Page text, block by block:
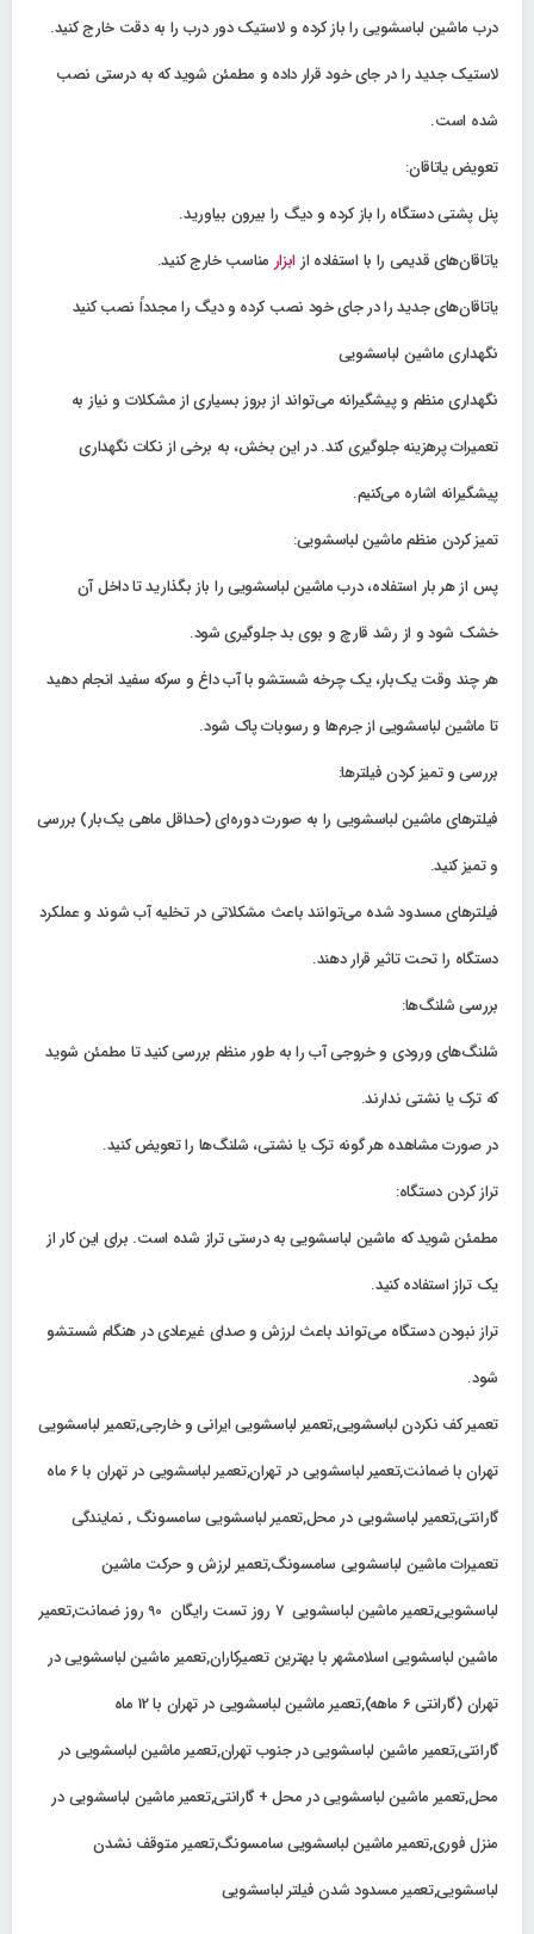
درب ماشین لباسشویی را باز کرده و لاستیک دور درب را به دقت خارج کنید.
لاستیک جدید را در جای خود قرار داده و مطمئن شوید که به درستی نصب
شده است.
تعویض یاتاقان:
پنل پشتی دستگاه را باز کرده و دیگ را بیرون بیاورید.
یاتاقان‌های قدیمی را با استفاده از ابزار مناسب خارج کنید.
یاتاقان‌های جدید را در جای خود نصب کرده و دیگ را مجدداً نصب کنید
نگهداری ماشین لباسشویی
نگهداری منظم و پیشگیرانه می‌تواند از بروز بسیاری از مشکلات و نیاز به
تعمیرات پرهزینه جلوگیری کند. در این بخش، به برخی از نکات نگهداری
پیشگیرانه اشاره می‌کنیم.
تمیز کردن منظم ماشین لباسشویی:
پس از هر بار استفاده، درب ماشین لباسشویی را باز بگذارید تا داخل آن
خشک شود و از رشد قارچ و بوی بد جلوگیری شود.
هر چند وقت یک‌بار، یک چرخه شستشو با آب داغ و سرکه سفید انجام دهید
تا ماشین لباسشویی از جرم‌ها و رسوبات پاک شود.
بررسی و تمیز کردن فیلترها:
فیلترهای ماشین لباسشویی را به صورت دوره‌ای (حداقل ماهی یک‌بار) بررسی
و تمیز کنید.
فیلترهای مسدود شده می‌توانند باعث مشکلاتی در تخلیه آب شوند و عملکرد
دستگاه را تحت تاثیر قرار دهند.
بررسی شلنگ‌ها:
شلنگ‌های ورودی و خروجی آب را به طور منظم بررسی کنید تا مطمئن شوید
که ترک یا نشتی ندارند.
در صورت مشاهده هر گونه ترک یا نشتی، شلنگ‌ها را تعویض کنید.
تراز کردن دستگاه:
مطمئن شوید که ماشین لباسشویی به درستی تراز شده است. برای این کار از
یک تراز استفاده کنید.
تراز نبودن دستگاه می‌تواند باعث لرزش و صدای غیرعادی در هنگام شستشو
شود.
تعمیر کف نکردن لباسشویی,تعمیر لباسشویی ایرانی و خارجی,تعمیر لباسشویی
تهران با ضمانت,تعمیر لباسشویی در تهران,تعمیر لباسشویی در تهران با 6 ماه
گارانتی,تعمیر لباسشویی در محل,تعمیر لباسشویی سامسونگ , نمایندگی
تعمیرات ماشین لباسشویی سامسونگ,تعمیر لرزش و حرکت ماشین
لباسشویی,تعمیر ماشین لباسشویی 7 روز تست رایگان 90 روز ضمانت,تعمیر
ماشین لباسشویی اسلامشهر با بهترین تعمیرکاران,تعمیر ماشین لباسشویی در
تهران (گارانتی 6 ماهه),تعمیر ماشین لباسشویی در تهران با 12 ماه
گارانتی,تعمیر ماشین لباسشویی در جنوب تهران,تعمیر ماشین لباسشویی در
محل,تعمیر ماشین لباسشویی در محل + گارانتی,تعمیر ماشین لباسشویی در
منزل فوری,تعمیر ماشین لباسشویی سامسونگ,تعمیر متوقف نشدن
لباسشویی,تعمیر مسدود شدن فیلتر لباسشویی